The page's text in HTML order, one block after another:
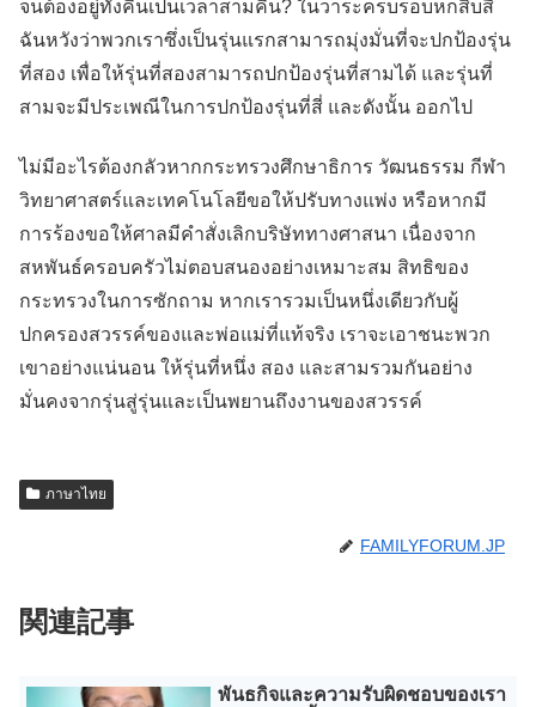
จนต้องอยู่ทั้งคืนเป็นเวลาสามคืน? ในวาระครบรอบหกสิบสี่
ฉันหวังว่าพวกเราซึ่งเป็นรุ่นแรกสามารถมุ่งมั่นที่จะปกป้องรุ่น
ที่สอง เพื่อให้รุ่นที่สองสามารถปกป้องรุ่นที่สามได้ และรุ่นที่
สามจะมีประเพณีในการปกป้องรุ่นที่สี่ และดังนั้น ออกไป
ไม่มีอะไรต้องกลัวหากกระทรวงศึกษาธิการ วัฒนธรรม กีฬา
วิทยาศาสตร์และเทคโนโลยีขอให้ปรับทางแพ่ง หรือหากมี
การร้องขอให้ศาลมีคำสั่งเลิกบริษัททางศาสนา เนื่องจาก
สหพันธ์ครอบครัวไม่ตอบสนองอย่างเหมาะสม สิทธิของ
กระทรวงในการซักถาม หากเรารวมเป็นหนึ่งเดียวกับผู้
ปกครองสวรรค์ของและพ่อแม่ที่แท้จริง เราจะเอาชนะพวก
เขาอย่างแน่นอน ให้รุ่นที่หนึ่ง สอง และสามรวมกันอย่าง
มั่นคงจากรุ่นสู่รุ่นและเป็นพยานถึงงานของสวรรค์
ภาษาไทย
FAMILYFORUM.JP
関連記事
พันธกิจและความรับผิดชอบของเรา